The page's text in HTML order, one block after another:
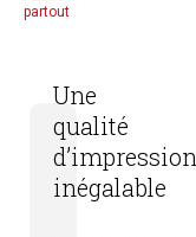
partout
Une
qualité
d’impression
inégalable